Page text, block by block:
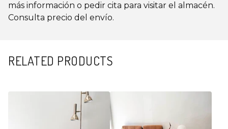
más información o pedir cita para visitar el almacén.
Consulta precio del envío.
RELATED PRODUCTS